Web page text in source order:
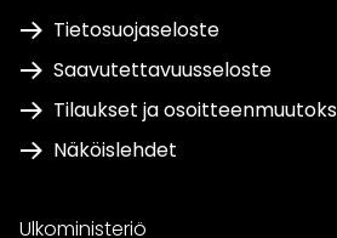
Tietosuojaseloste
Saavutettavuusseloste
Tilaukset ja
Näköislehdet
Ulkoministeriö